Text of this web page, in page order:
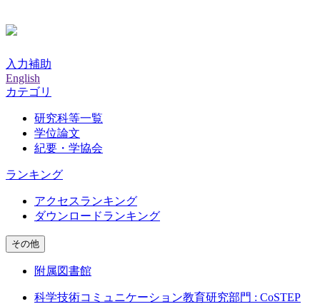
入力補助
English
カテゴリ
研究科等一覧
学位論文
紀要・学協会
ランキング
アクセスランキング
ダウンロードランキング
その他
附属図書館
科学技術コミュニケーション教育研究部門 : CoSTEP